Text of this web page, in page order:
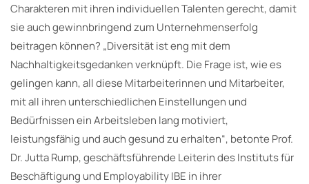
Charakteren mit ihren individuellen Talenten gerecht, damit
sie auch gewinnbringend zum Unternehmenserfolg
beitragen können? „Diversität ist eng mit dem
Nachhaltigkeitsgedanken verknüpft. Die Frage ist, wie es
gelingen kann, all diese Mitarbeiterinnen und Mitarbeiter,
mit all ihren unterschiedlichen Einstellungen und
Bedürfnissen ein Arbeitsleben lang motiviert,
leistungsfähig und auch gesund zu erhalten“, betonte Prof.
Dr. Jutta Rump, geschäftsführende Leiterin des Instituts für
Beschäftigung und Employability IBE in ihrer